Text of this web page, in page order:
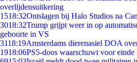
overlijdensuitkering
1518:32Ontslagen bij Halo Studios na
3018:32Trump grijpt weer in op
geboorte in VS
3118:19Amsterdams dierenasiel DOA
1918:06PS5-doos waarschuwt voor einde